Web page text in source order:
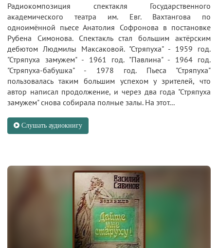
Радиокомпозиция спектакля Государственного
академического театра им. Евг. Вахтангова по
одноимённой пьесе Анатолия Софронова в постановке
Рубена Симонова. Спектакль стал большим актёрским
дебютом Людмилы Максаковой. "Стряпуха" - 1959 год.
"Стряпуха замужем" - 1961 год. "Павлина" - 1964 год.
"Стряпуха-бабушка" - 1978 год. Пьеса "Стряпуха"
пользовалась таким большим успехом у зрителей, что
автор написал продолжение, и через два года "Стряпуха
замужем" снова собирала полные залы. На этот...
Слушать аудиокнигу